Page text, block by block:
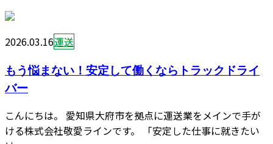
2026.03.16運送
もう悩まない！安定して働くならトラックドライ
バー
こんにちは。 愛知県大府市を拠点に運送業をメインで手が
ける株式会社敬愛ラインです。 「安定した仕事に就きたい